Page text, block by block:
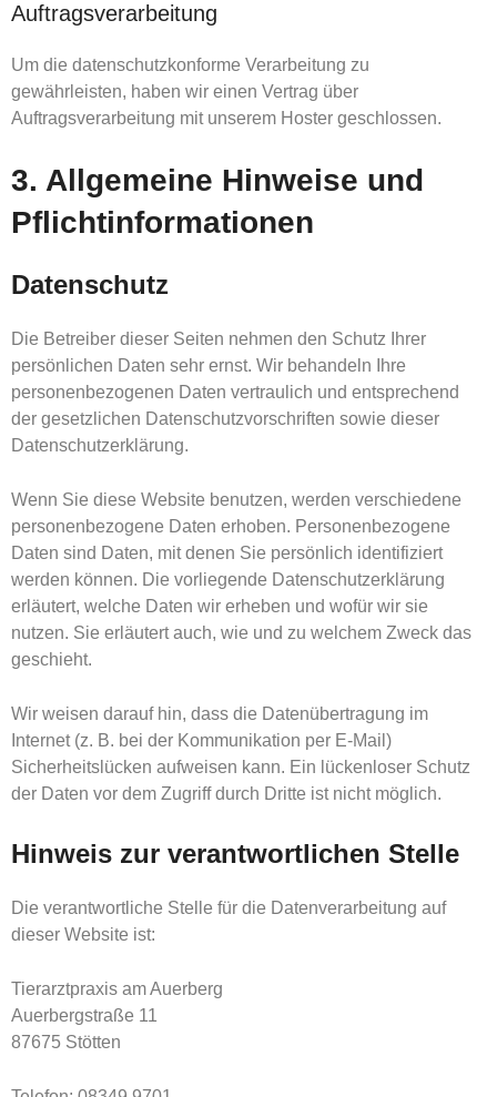
Auftragsverarbeitung
Um die datenschutzkonforme Verarbeitung zu
gewährleisten, haben wir einen Vertrag über
Auftragsverarbeitung mit unserem Hoster geschlossen.
3. Allgemeine Hinweise und
Pflicht­informationen
Datenschutz
Die Betreiber dieser Seiten nehmen den Schutz Ihrer
persönlichen Daten sehr ernst. Wir behandeln Ihre
personenbezogenen Daten vertraulich und entsprechend
der gesetzlichen Datenschutzvorschriften sowie dieser
Datenschutzerklärung.
Wenn Sie diese Website benutzen, werden verschiedene
personenbezogene Daten erhoben. Personenbezogene
Daten sind Daten, mit denen Sie persönlich identifiziert
werden können. Die vorliegende Datenschutzerklärung
erläutert, welche Daten wir erheben und wofür wir sie
nutzen. Sie erläutert auch, wie und zu welchem Zweck das
geschieht.
Wir weisen darauf hin, dass die Datenübertragung im
Internet (z. B. bei der Kommunikation per E-Mail)
Sicherheitslücken aufweisen kann. Ein lückenloser Schutz
der Daten vor dem Zugriff durch Dritte ist nicht möglich.
Hinweis zur verantwortlichen Stelle
Die verantwortliche Stelle für die Datenverarbeitung auf
dieser Website ist:
Tierarztpraxis am Auerberg
Auerbergstraße 11
87675 Stötten